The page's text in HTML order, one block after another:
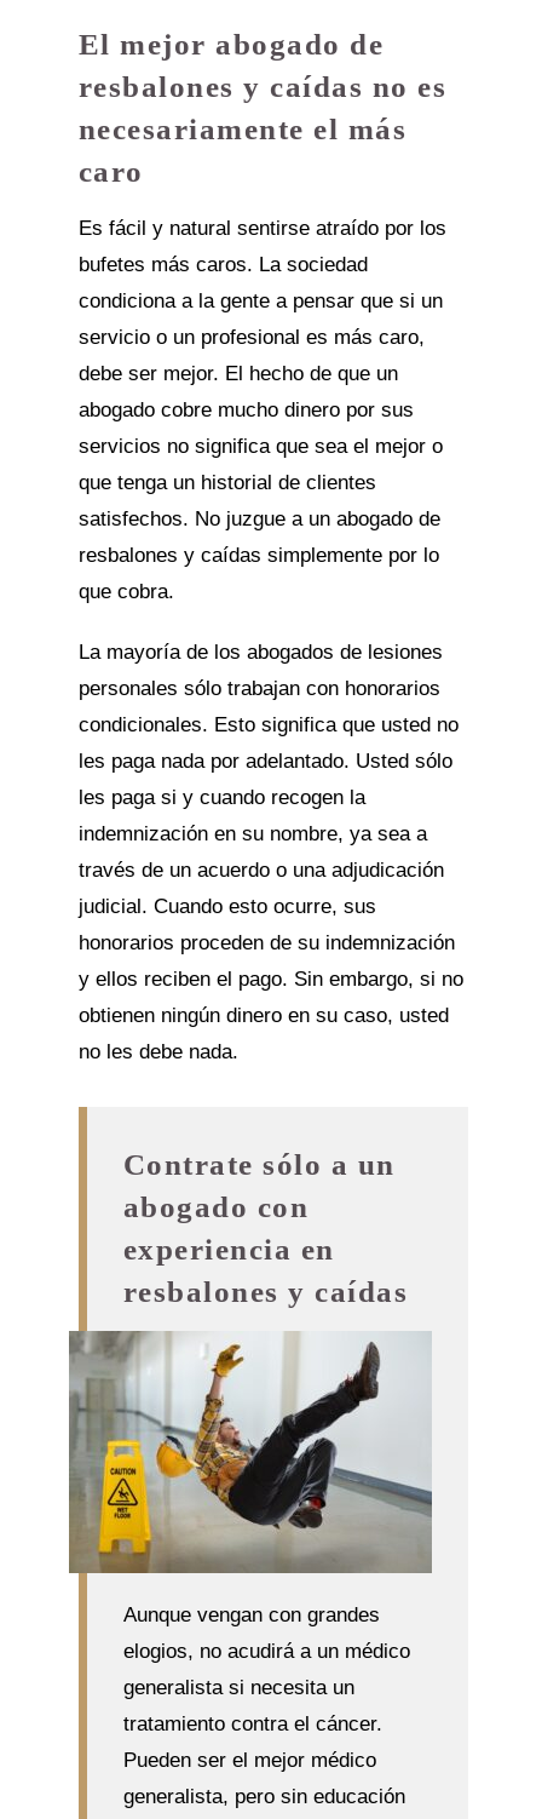
El mejor abogado de
resbalones y caídas no es
necesariamente el más
caro
Es fácil y natural sentirse atraído por los
bufetes más caros. La sociedad
condiciona a la gente a pensar que si un
servicio o un profesional es más caro,
debe ser mejor. El hecho de que un
abogado cobre mucho dinero por sus
servicios no significa que sea el mejor o
que tenga un historial de clientes
satisfechos. No juzgue a un abogado de
resbalones y caídas simplemente por lo
que cobra.
La mayoría de los abogados de lesiones
personales sólo trabajan con honorarios
condicionales. Esto significa que usted no
les paga nada por adelantado. Usted sólo
les paga si y cuando recogen la
indemnización en su nombre, ya sea a
través de un acuerdo o una adjudicación
judicial. Cuando esto ocurre, sus
honorarios proceden de su indemnización
y ellos reciben el pago. Sin embargo, si no
obtienen ningún dinero en su caso, usted
no les debe nada.
Contrate sólo a un
abogado con
experiencia en
resbalones y caídas
Aunque vengan con grandes
elogios, no acudirá a un médico
generalista si necesita un
tratamiento contra el cáncer.
Pueden ser el mejor médico
generalista, pero sin educación